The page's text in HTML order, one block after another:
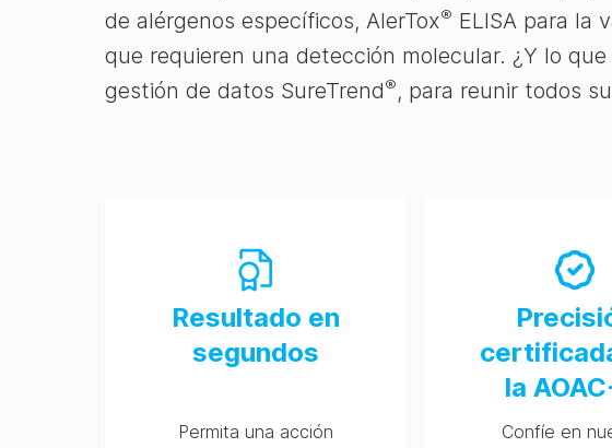
de alérgenos específicos, AlerTox® ELISA para la
que requieren una detección molecular. ¿Y lo
gestión de datos SureTrend®, para reunir todos
Resultado en
segundos
Permita una acción
la
Confíe en